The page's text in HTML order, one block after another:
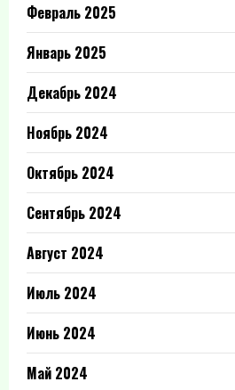
Февраль 2025
Январь 2025
Декабрь 2024
Ноябрь 2024
Октябрь 2024
Сентябрь 2024
Август 2024
Июль 2024
Июнь 2024
Май 2024